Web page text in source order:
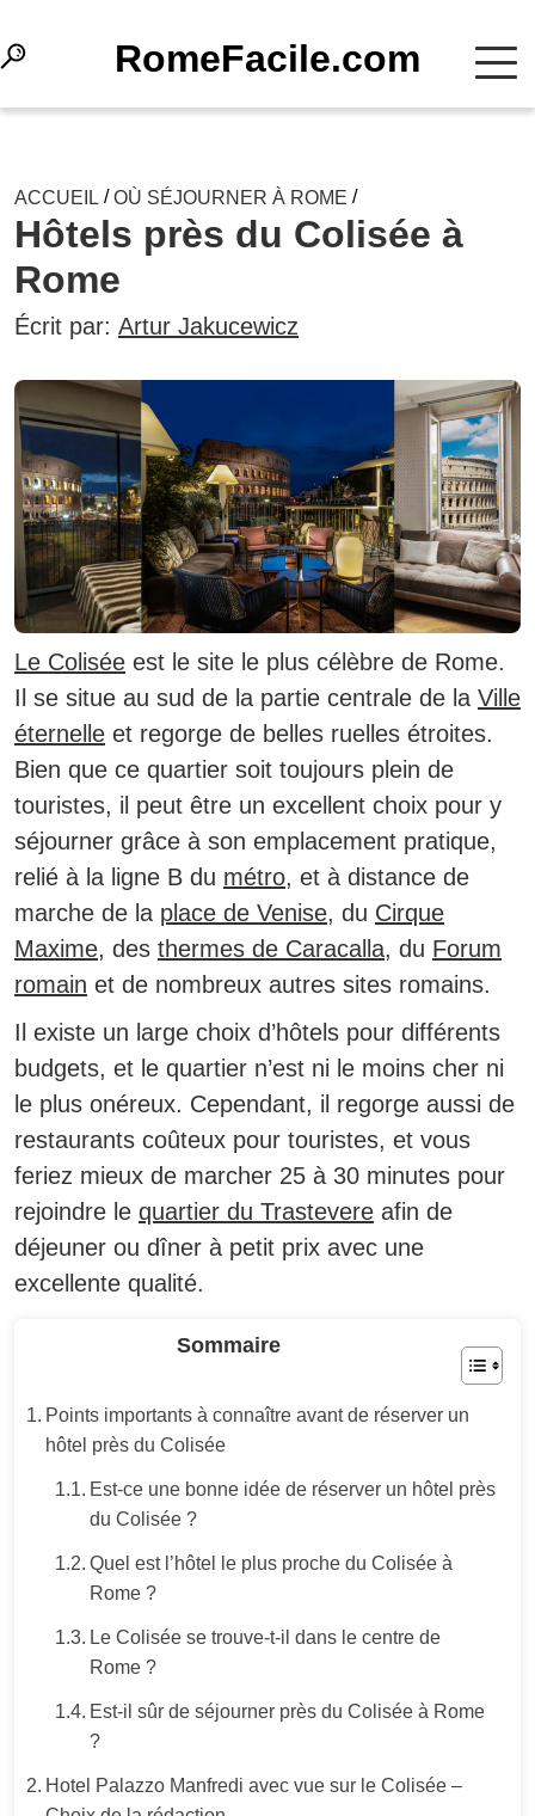
RomeFacile.com
ACCUEIL /OÙ SÉJOURNER À ROME /
Hôtels près du Colisée à
Rome
Écrit par: Artur Jakucewicz
Le Colisée est le site le plus célèbre de Rome.
Il se situe au sud de la partie centrale de la Ville
éternelle et regorge de belles ruelles étroites.
Bien que ce quartier soit toujours plein de
touristes, il peut être un excellent choix pour y
séjourner grâce à son emplacement pratique,
relié à la ligne B du métro, et à distance de
marche de la place de Venise, du Cirque
Maxime, des thermes de Caracalla, du Forum
romain et de nombreux autres sites romains.
Il existe un large choix d’hôtels pour différents
budgets, et le quartier n’est ni le moins cher ni
le plus onéreux. Cependant, il regorge aussi de
restaurants coûteux pour touristes, et vous
feriez mieux de marcher 25 à 30 minutes pour
rejoindre le quartier du Trastevere afin de
déjeuner ou dîner à petit prix avec une
excellente qualité.
Sommaire
Points importants à connaître avant de réserver un
hôtel près du Colisée
Est-ce une bonne idée de réserver un hôtel près
du Colisée ?
Quel est l’hôtel le plus proche du Colisée à
Rome ?
Le Colisée se trouve-t-il dans le centre de
Rome ?
Est-il sûr de séjourner près du Colisée à Rome
?
Hotel Palazzo Manfredi avec vue sur le Colisée –